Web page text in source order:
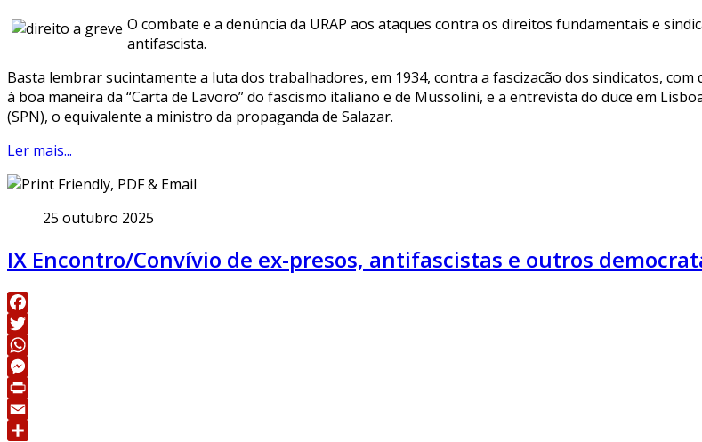
O combate e a denúncia da URAP aos ataques contra os direitos fundamentais e
antifascista.
Basta lembrar sucintamente a luta dos trabalhadores, em 1934, contra a fascizacão dos sindicatos,
à boa maneira da “Carta de Lavoro” do fascismo italiano e de Mussolini, e a entrevista do duce em
(SPN), o equivalente a ministro da propaganda de Salazar.
Ler mais...
25 outubro 2025
IX Encontro/Convívio de ex-presos, antifascistas e outros
Facebook
Twitter
WhatsApp
Messenger
Print
Email